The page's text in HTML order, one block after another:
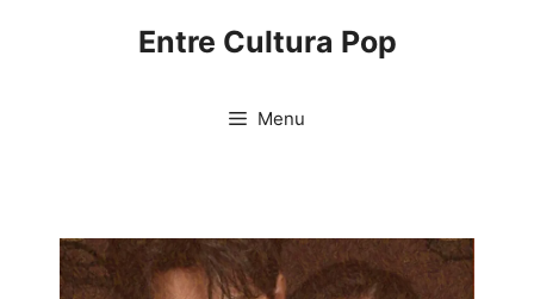
Entre Cultura Pop
Menu